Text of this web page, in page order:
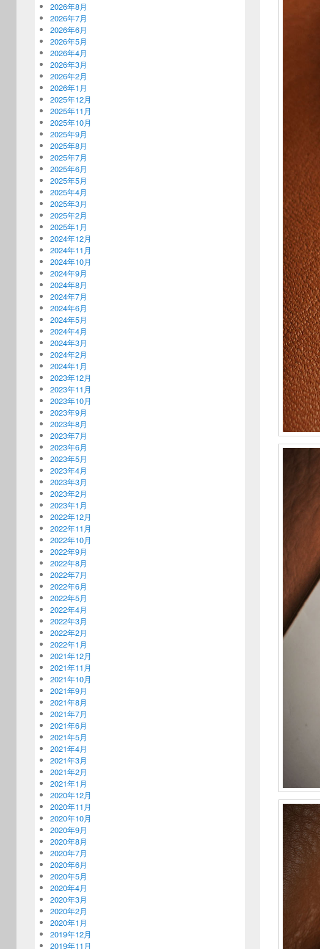
2026年8月
2026年7月
2026年6月
2026年5月
2026年4月
2026年3月
2026年2月
2026年1月
2025年12月
2025年11月
2025年10月
2025年9月
2025年8月
2025年7月
2025年6月
2025年5月
2025年4月
2025年3月
2025年2月
2025年1月
2024年12月
2024年11月
2024年10月
2024年9月
2024年8月
2024年7月
2024年6月
2024年5月
2024年4月
2024年3月
2024年2月
2024年1月
2023年12月
2023年11月
2023年10月
2023年9月
2023年8月
2023年7月
2023年6月
2023年5月
2023年4月
2023年3月
2023年2月
2023年1月
2022年12月
2022年11月
2022年10月
2022年9月
2022年8月
2022年7月
2022年6月
2022年5月
2022年4月
2022年3月
2022年2月
2022年1月
2021年12月
2021年11月
2021年10月
2021年9月
2021年8月
2021年7月
2021年6月
2021年5月
2021年4月
2021年3月
2021年2月
2021年1月
2020年12月
2020年11月
2020年10月
2020年9月
2020年8月
2020年7月
2020年6月
2020年5月
2020年4月
2020年3月
2020年2月
2020年1月
2019年12月
2019年11月